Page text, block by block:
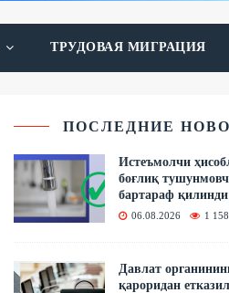
ТРУДОВАЯ МИГРАЦИЯ
ПОСЛЕДНИЕ
Истеъмолчи
боғлиқ
бартараф қилинди
06.08.2026 1 158
Давлат
қароридан